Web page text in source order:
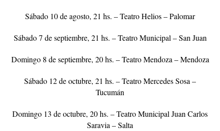
Sábado 10 de agosto, 21 hs. – Teatro Helios – Palomar
Sábado 7 de septiembre, 21 hs. – Teatro Municipal – San Juan
Domingo 8 de septiembre, 20 hs. – Teatro Mendoza – Mendoza
Sábado 12 de octubre, 21 hs. – Teatro Mercedes Sosa –
Tucumán
Domingo 13 de octubre, 20 hs. – Teatro Municipal Juan Carlos
Saravia – Salta